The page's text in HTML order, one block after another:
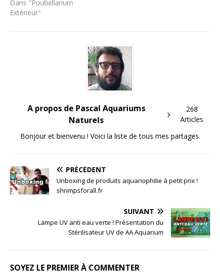
Dans "Poubellarium
Extérieur"
A propos de Pascal Aquariums
Naturels
268
Articles
Bonjour et bienvenu ! Voici la liste de tous mes partages.
PRÉCÉDENT
Unboxing de produits aquariophilie à petit prix !
shrimpsforall.fr
SUIVANT
Lampe UV anti eau verte ! Présentation du
Stérilisateur UV de AA Aquarium
SOYEZ LE PREMIER À COMMENTER